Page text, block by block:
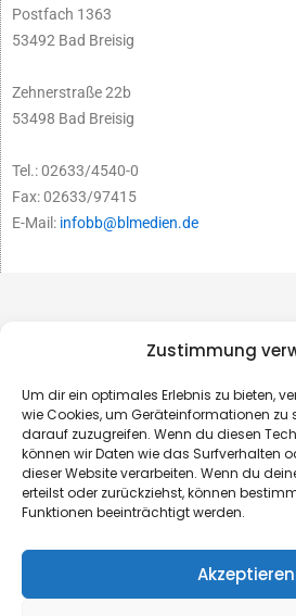
Zustimmung
Um dir ein optimales Erlebnis zu bieten,
wie Cookies, um Geräteinformationen
darauf zuzugreifen. Wenn du diesen
können wir Daten wie das Surfverhalten
dieser Website verarbeiten. Wenn du
erteilst oder zurückziehst, können
Funktionen beeinträchtigt werden.
Akzeptieren
Postfach 1363
53492 Bad Breisig
Zehnerstraße 22b
53498 Bad Breisig
Tel.: 02633/4540-0
Fax: 02633/97415
E-Mail: infobb@blmedien.de
© B&L MedienGesellschaft mbH & Co. KG
Made